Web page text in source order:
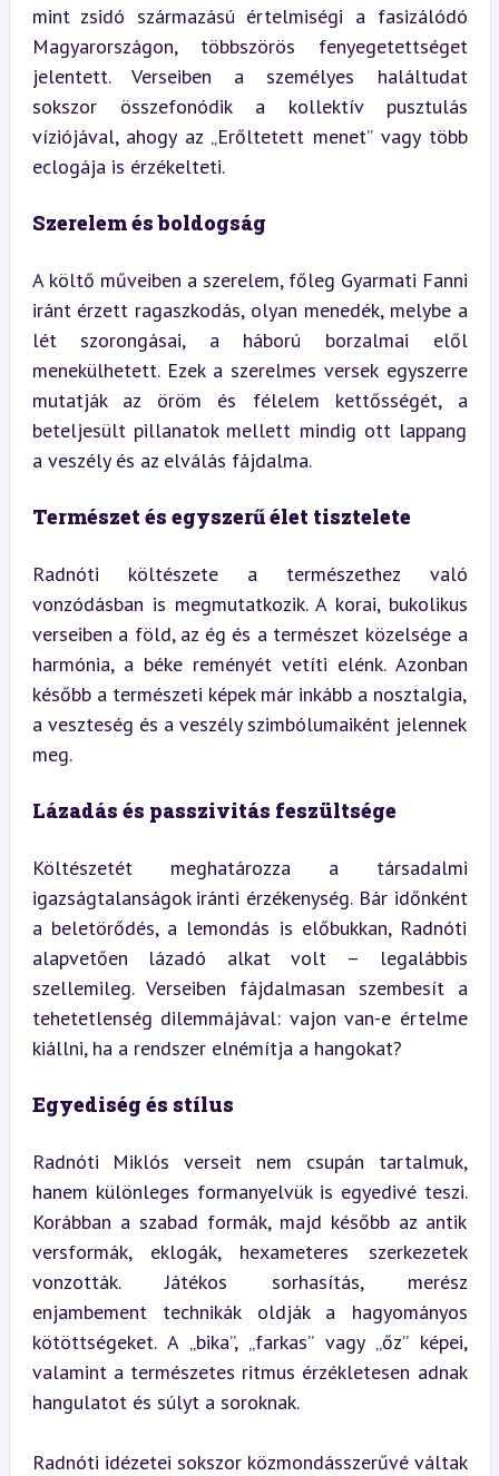
mint zsidó származású értelmiségi a fasizálódó
Magyarországon, többszörös fenyegetettséget
jelentett. Verseiben a személyes haláltudat
sokszor összefonódik a kollektív pusztulás
víziójával, ahogy az „Erőltetett menet” vagy több
eclogája is érzékelteti.
Szerelem és boldogság
A költő műveiben a szerelem, főleg Gyarmati Fanni
iránt érzett ragaszkodás, olyan menedék, melybe a
lét szorongásai, a háború borzalmai elől
menekülhetett. Ezek a szerelmes versek egyszerre
mutatják az öröm és félelem kettősségét, a
beteljesült pillanatok mellett mindig ott lappang
a veszély és az elválás fájdalma.
Természet és egyszerű élet tisztelete
Radnóti költészete a természethez való
vonzódásban is megmutatkozik. A korai, bukolikus
verseiben a föld, az ég és a természet közelsége a
harmónia, a béke reményét vetíti elénk. Azonban
később a természeti képek már inkább a nosztalgia,
a veszteség és a veszély szimbólumaiként jelennek
meg.
Lázadás és passzivitás feszültsége
Költészetét meghatározza a társadalmi
igazságtalanságok iránti érzékenység. Bár időnként
a beletörődés, a lemondás is előbukkan, Radnóti
alapvetően lázadó alkat volt – legalábbis
szellemileg. Verseiben fájdalmasan szembesít a
tehetetlenség dilemmájával: vajon van-e értelme
kiállni, ha a rendszer elnémítja a hangokat?
Egyediség és stílus
Radnóti Miklós verseit nem csupán tartalmuk,
hanem különleges formanyelvük is egyedivé teszi.
Korábban a szabad formák, majd később az antik
versformák, eklogák, hexameteres szerkezetek
vonzották. Játékos sorhasítás, merész
enjambement technikák oldják a hagyományos
kötöttségeket. A „bika”, „farkas” vagy „őz” képei,
valamint a természetes ritmus érzékletesen adnak
hangulatot és súlyt a soroknak.
Radnóti idézetei sokszor közmondásszerűvé váltak